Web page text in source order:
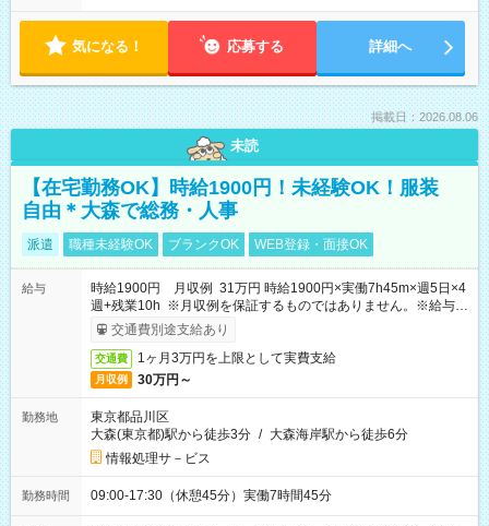
気になる！ 応募する 詳細へ
掲載日：2026.08.06
未読
【在宅勤務OK】時給1900円！未経験OK！服装
自由＊大森で総務・人事
派遣 職種未経験OK ブランクOK WEB登録・面接OK
給与
時給1900円 月収例 31万円 時給1900円×実働7h45m×週5日×4
週+残業10h ※月収例を保証するものではありません。※給与即
受取りサービス利用可（利用条件有）
交通費別途支給あり
交通費 1ヶ月3万円を上限として実費支給
月収例 30万円～
勤務地
東京都品川区
大森(東京都)駅から徒歩3分 / 大森海岸駅から徒歩6分
情報処理サ－ビス
勤務時間 09:00-17:30（休憩45分）実働7時間45分